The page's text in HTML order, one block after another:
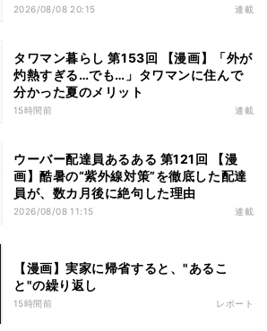
2026/08/08 20:15 連載
タワマン暮らし 第153回 【漫画】「外が
灼熱すぎる…でも…」タワマンに住んで
分かった夏のメリット
15時間前 連載
ウーバー配達員あるある 第121回 【漫
画】酷暑の“紫外線対策”を徹底した配達
員が、数カ月後に絶句した理由
2026/08/08 11:15 連載
【漫画】実家に帰省すると、"あるこ
と"の繰り返し
15時間前 レポート